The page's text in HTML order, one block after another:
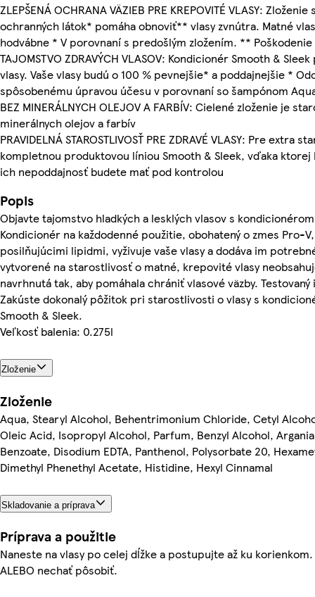
ZLEPŠENÁ OCHRANA VÄZIEB PRE KREPOVITÉ VLASY:
ochranných látok* pomáha obnoviť** vlasy zvnútra. Matné
hodvábne * V porovnaní s predošlým zložením. **
TAJOMSTVO ZDRAVÝCH VLASOV: Kondicionér Smooth &
vlasy. Vaše vlasy budú o 100 % pevnejšie* a poddajnejšie *
spôsobenému úpravou účesu v porovnaní so šampónom
BEZ MINERÁLNYCH OLEJOV A FARBÍV: Cielené zloženie ​​je
minerálnych olejov a farbív
PRAVIDELNÁ STAROSTLIVOSŤ PRE ZDRAVÉ VLASY: Pre
kompletnou produktovou líniou Smooth & Sleek, vďaka ktorej
ich nepoddajnosť budete mať pod kontrolou
Popis
Objavte tajomstvo hladkých a lesklých vlasov s
Kondicionér na každodenné použitie, obohatený o zmes Pro-
posilňujúcimi lipidmi, vyživuje vaše vlasy a dodáva im
vytvorené na starostlivosť o matné, krepovité vlasy
navrhnutá tak, aby pomáhala chrániť vlasové väzby.
Zakúste dokonalý pôžitok pri starostlivosti o vlasy s
Smooth & Sleek.
Veľkosť balenia: 0.275l
Zloženie
Zloženie
Aqua, Stearyl Alcohol, Behentrimonium Chloride, Cetyl
Oleic Acid, Isopropyl Alcohol, Parfum, Benzyl Alcohol,
Benzoate, Disodium EDTA, Panthenol, Polysorbate 20,
Dimethyl Phenethyl Acetate, Histidine, Hexyl Cinnamal
Skladovanie a príprava
Príprava a použitie
Naneste na vlasy po celej dĺžke a postupujte až ku
ALEBO nechať pôsobiť.